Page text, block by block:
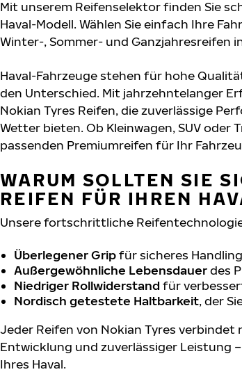
Mit unserem Reifenselektor finden Sie
Haval-Modell. Wählen Sie einfach Ihre
Winter-, Sommer- und Ganzjahresreifen
Haval-Fahrzeuge stehen für hohe
den Unterschied. Mit jahrzehntelanger
Nokian Tyres Reifen, die zuverlässige
Wetter bieten. Ob Kleinwagen, SUV oder
passenden Premiumreifen für Ihr
WARUM SOLLTEN SIE
REIFEN FÜR IHREN
Unsere fortschrittliche
Überlegener Gripfür sicheres
Außergewöhnliche Lebensdauerdes
Niedriger Rollwiderstand für
Nordisch getestete Haltbarkeit, der
Jeder Reifen von Nokian Tyres
Entwicklung und zuverlässiger Leistung
Ihres Haval.